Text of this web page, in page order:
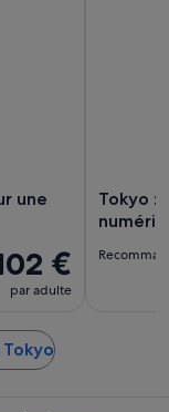
une
€
par adulte
Tokyo :